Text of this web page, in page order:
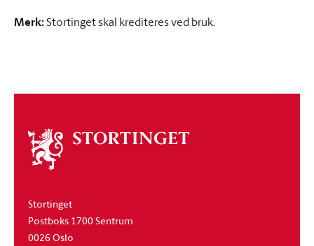
Merk:Stortinget skal krediteres ved bruk.
Om
stortinget
Stortinget
Postboks 1700 Sentrum
0026 Oslo